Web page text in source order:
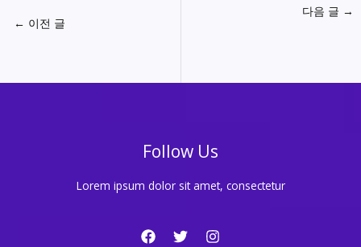
← 이전 글
다음 글 →
Follow Us
Lorem ipsum dolor sit amet, consectetur